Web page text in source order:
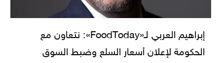
إبراهيم العربي لـ«FoodToday»: نتعاون مع
الحكومة لإعلان أسعار السلع وضبط السوق